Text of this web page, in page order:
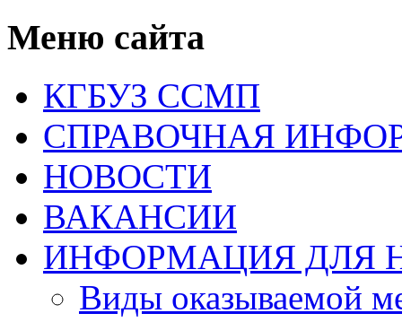
Меню сайта
КГБУЗ ССМП
СПРАВОЧНАЯ
НОВОСТИ
ВАКАНСИИ
ИНФОРМАЦИЯ ДЛЯ
Виды оказываемой